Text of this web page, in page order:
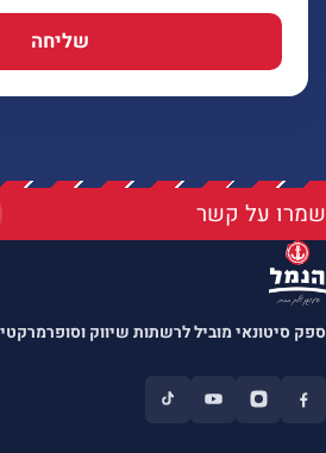
שליחה
שמרו על קשר
ספק סיטונאי מוביל לרשתות שיווק וסופרמרקטים